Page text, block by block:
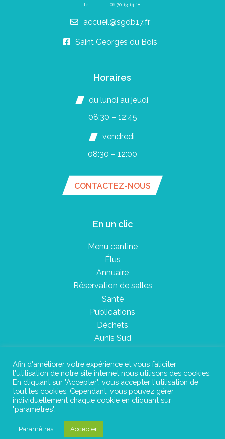
le 06 70 13 14 18
accueil@sgdb17.fr
Saint Georges du Bois
Horaires
du lundi au jeudi
08:30 – 12:45
vendredi
08:30 – 12:00
CONTACTEZ-NOUS
En un clic
Menu cantine
Élus
Annuaire
Réservation de salles
Santé
Publications
Déchets
Aunis Sud
Plan du site
Mentions légales
©Instant Urbain
Afin d'améliorer votre expérience et vous faliciter
l'utilisation de notre site internet nous utilisons des cookies.
En cliquant sur "Accepter", vous accepter l'utilisation de
tout les cookies. Cependant, vous pouvez gérer
individuellement chaque cookie en cliquant sur
"paramètres".
Paramètres Accepter